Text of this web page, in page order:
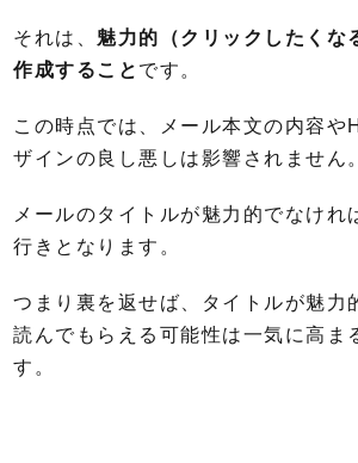
それは、 魅力的（クリックしたくな
作成することです。
この時点では、メール本文の内容や
ザインの良し悪しは影響されません。
メールのタイトルが魅力的でなけれ
行きとなります。
つまり裏を返せば、タイトルが魅力
読んでもらえる可能性は一気に高ま
す。